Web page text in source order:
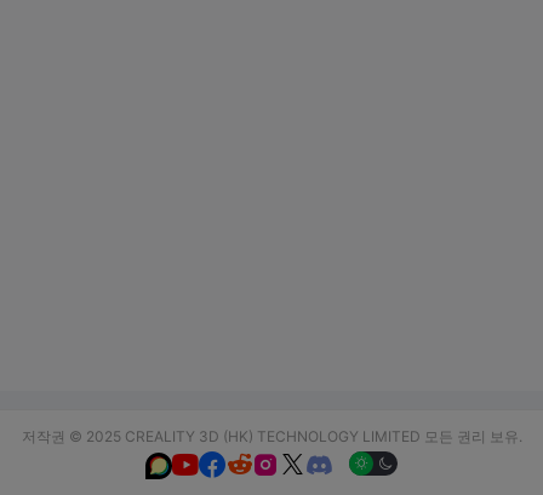
저작권 © 2025 CREALITY 3D (HK) TECHNOLOGY LIMITED 모든 권리 보유.
  